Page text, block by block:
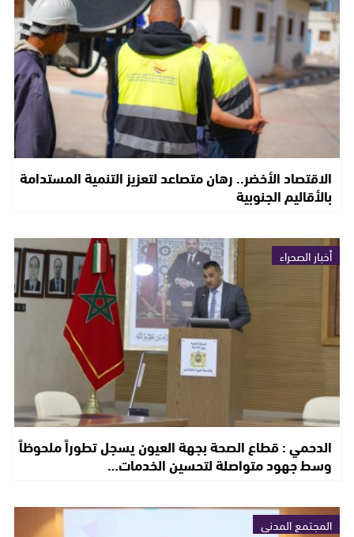
الاقتصاد الأخضر.. رهان متصاعد لتعزيز التنمية المستدامة
بالأقاليم الجنوبية
أخبار الصحراء
الدحمي : قطاع الصحة بجهة العيون يسجل تطوراً ملحوظاً
وسط جهود متواصلة لتحسين الخدمات…
المجتمع المدني